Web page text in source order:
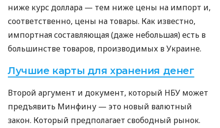
ниже курс доллара — тем ниже цены на импорт и,
соответственно, цены на товары. Как известно,
импортная составляющая (даже небольшая) есть в
большинстве товаров, производимых в Украине.
Лучшие карты для хранения денег
Второй аргумент и документ, который НБУ может
предъявить Минфину — это новый валютный
закон. Который предполагает свободный рынок.